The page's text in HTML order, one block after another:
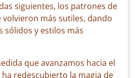
siguientes, los patrones de
volvieron más sutiles, dando
sólidos y estilos más
que avanzamos hacia el
ha redescubierto la magia de